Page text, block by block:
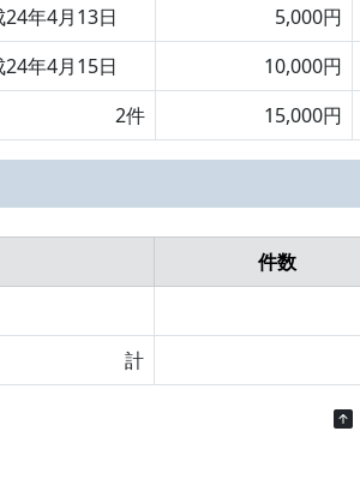
24年4月13日
5,000円
24年4月15日
10,000円
2件 15,000円
件数
計